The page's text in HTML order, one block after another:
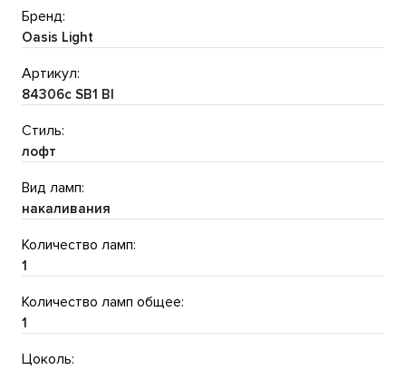
Бренд:
Oasis Light
Артикул:
84306c SB1 Bl
Стиль:
лофт
Вид ламп:
накаливания
Количество ламп:
1
Количество ламп общее:
1
Цоколь: